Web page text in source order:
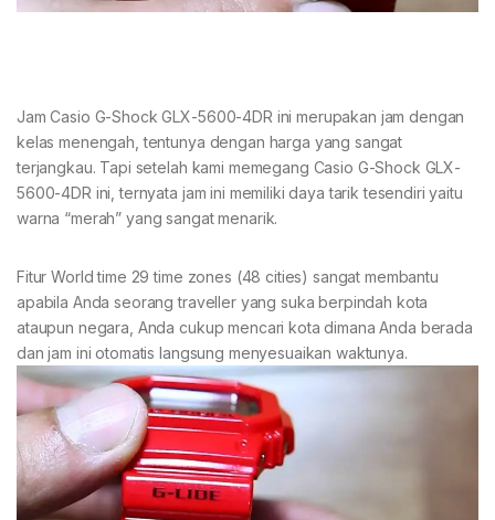
Jam Casio G-Shock GLX-5600-4DR ini merupakan jam dengan
kelas menengah, tentunya dengan harga yang sangat
terjangkau. Tapi setelah kami memegang Casio G-Shock GLX-
5600-4DR ini, ternyata jam ini memiliki daya tarik tesendiri yaitu
warna “merah” yang sangat menarik.
Fitur World time 29 time zones (48 cities) sangat membantu
apabila Anda seorang traveller yang suka berpindah kota
ataupun negara, Anda cukup mencari kota dimana Anda berada
dan jam ini otomatis langsung menyesuaikan waktunya.